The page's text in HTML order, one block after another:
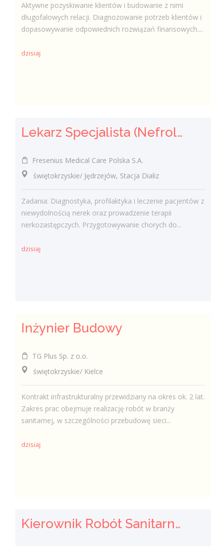
Aktywne pozyskiwanie klientów i budowanie z nimi
długofalowych relacji. Diagnozowanie potrzeb klientów i
dopasowywanie odpowiednich rozwiązań finansowych....
dzisiaj
Lekarz Specjalista (Nefrolog / Internista) (K/M/N)
Fresenius Medical Care Polska S.A.
świętokrzyskie/ Jędrzejów, Stacja Dializ
Zadania: Diagnostyka, profilaktyka i leczenie pacjentów z
niewydolnością nerek oraz prowadzenie terapii
nerkozastępczych. Przygotowywanie chorych do...
dzisiaj
Inżynier Budowy
TG Plus Sp. z o.o.
świętokrzyskie/ Kielce
Kontrakt infrastrukturalny przewidziany na okres ok. 2 lat.
Zakres prac obejmuje realizację robót w branży
sanitarnej, w szczególności przebudowę sieci...
dzisiaj
Kierownik Robót Sanitarnych